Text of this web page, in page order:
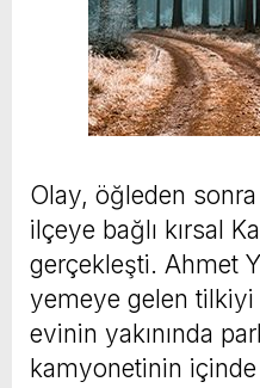
Olay, öğleden
ilçeye bağlı kırsal
gerçekleşti. Ahmet
yemeye gelen tilkiyi
evinin yakınında
kamyonetinin